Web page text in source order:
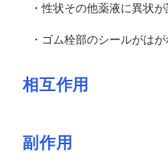
・性状その他薬液に異状
・ゴム栓部のシールがは
相互作用
副作用